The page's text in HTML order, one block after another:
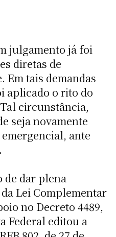
julgamento já foi
diretas de
tais demandas
aplicado o rito do
circunstância,
seja novamente
ante
de dar plena
Lei Complementar
no Decreto 4489,
Federal editou a